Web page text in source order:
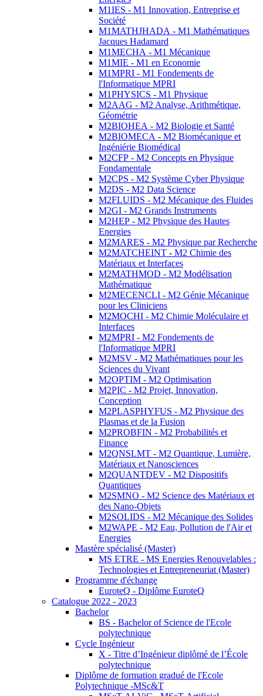
M1IES - M1 Innovation, Entreprise et
Société
M1MATHJHADA - M1 Mathématiques
Jacques Hadamard
M1MECHA - M1 Mécanique
M1MIE - M1 en Economie
M1MPRI - M1 Fondements de
l'Informatique MPRI
M1PHYSICS - M1 Physique
M2AAG - M2 Analyse, Arithmétique,
Géométrie
M2BIOHEA - M2 Biologie et Santé
M2BIOMECA - M2 Biomécanique et
Ingéniérie Biomédical
M2CFP - M2 Concepts en Physique
Fondamentale
M2CPS - M2 Système Cyber Physique
M2DS - M2 Data Science
M2FLUIDS - M2 Mécanique des Fluides
M2GI - M2 Grands Instruments
M2HEP - M2 Physique des Hautes
Energies
M2MARES - M2 Physique par Recherche
M2MATCHEINT - M2 Chimie des
Matériaux et Interfaces
M2MATHMOD - M2 Modélisation
Mathématique
M2MECENCLI - M2 Génie Mécanique
pour les Cliniciens
M2MOCHI - M2 Chimie Moléculaire et
Interfaces
M2MPRI - M2 Fondements de
l'Informatique MPRI
M2MSV - M2 Mathématiques pour les
Sciences du Vivant
M2OPTIM - M2 Optimisation
M2PIC - M2 Projet, Innovation,
Conception
M2PLASPHYFUS - M2 Physique des
Plasmas et de la Fusion
M2PROBFIN - M2 Probabilités et
Finance
M2QNSLMT - M2 Quantique, Lumière,
Matériaux et Nanosciences
M2QUANTDEV - M2 Dispositifs
Quantiques
M2SMNO - M2 Science des Matériaux et
des Nano-Objets
M2SOLIDS - M2 Mécanique des Solides
M2WAPE - M2 Eau, Pollution de l'Air et
Energies
Mastère spécialisé (Master)
MS ETRE - MS Energies Renouvelables :
Technologies et Entrepreneuriat (Master)
Programme d'échange
EuroteQ - Diplôme EuroteQ
Catalogue 2022 - 2023
Bachelor
BS - Bachelor of Science de l'Ecole
polytechnique
Cycle Ingénieur
X - Titre d’Ingénieur diplômé de l’École
polytechnique
Diplôme de formation gradué de l'Ecole
Polytechnique -MSc&T